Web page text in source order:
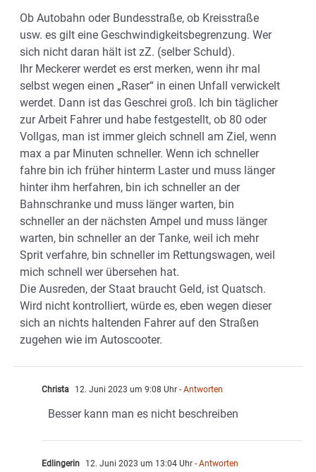
Ob Autobahn oder Bundesstraße, ob Kreisstraße
usw. es gilt eine Geschwindigkeitsbegrenzung. Wer
sich nicht daran hält ist zZ. (selber Schuld).
Ihr Meckerer werdet es erst merken, wenn ihr mal
selbst wegen einen „Raser“ in einen Unfall verwickelt
werdet. Dann ist das Geschrei groß. Ich bin täglicher
zur Arbeit Fahrer und habe festgestellt, ob 80 oder
Vollgas, man ist immer gleich schnell am Ziel, wenn
max a par Minuten schneller. Wenn ich schneller
fahre bin ich früher hinterm Laster und muss länger
hinter ihm herfahren, bin ich schneller an der
Bahnschranke und muss länger warten, bin
schneller an der nächsten Ampel und muss länger
warten, bin schneller an der Tanke, weil ich mehr
Sprit verfahre, bin schneller im Rettungswagen, weil
mich schnell wer übersehen hat.
Die Ausreden, der Staat braucht Geld, ist Quatsch.
Wird nicht kontrolliert, würde es, eben wegen dieser
sich an nichts haltenden Fahrer auf den Straßen
zugehen wie im Autoscooter.
Christa 12. Juni 2023 um 9:08 Uhr - Antworten
Besser kann man es nicht beschreiben
Edlingerin 12. Juni 2023 um 13:04 Uhr - Antworten